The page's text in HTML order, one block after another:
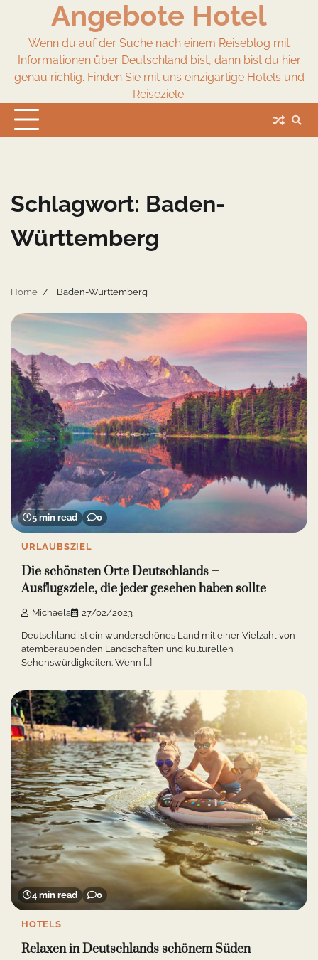
content
Angebote Hotel
Wenn du auf der Suche nach einem Reiseblog mit
Informationen über Deutschland bist, dann bist du hier
genau richtig. Finden Sie mit uns einzigartige Hotels und
Reiseziele.
Schlagwort: Baden-
Württemberg
Home Baden-Württemberg
5 min read 0
URLAUBSZIEL
Die schönsten Orte Deutschlands –
Ausflugsziele, die jeder gesehen haben sollte
Michaela 27/02/2023
Deutschland ist ein wunderschönes Land mit einer Vielzahl von
atemberaubenden Landschaften und kulturellen
Sehenswürdigkeiten. Wenn […]
4 min read 0
HOTELS
Relaxen in Deutschlands schönem Süden